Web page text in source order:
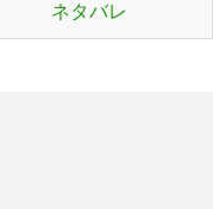
ネタバレ